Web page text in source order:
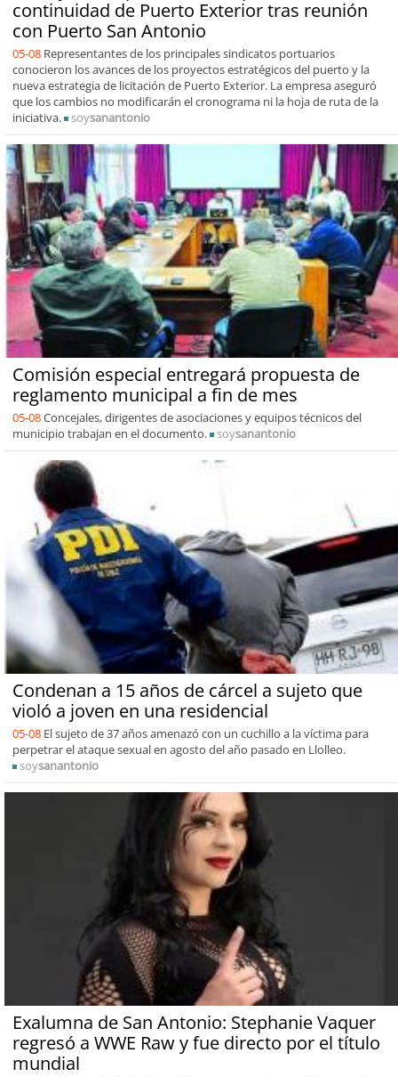
continuidad de Puerto Exterior tras reunión
con Puerto San Antonio
05-08 Representantes de los principales sindicatos portuarios
conocieron los avances de los proyectos estratégicos del puerto y la
nueva estrategia de licitación de Puerto Exterior. La empresa aseguró
que los cambios no modificarán el cronograma ni la hoja de ruta de la
iniciativa.
soysanantonio
Comisión especial entregará propuesta de
reglamento municipal a fin de mes
05-08Concejales, dirigentes de asociaciones y equipos técnicos del
municipio trabajan en el documento.
soysanantonio
Condenan a 15 años de cárcel a sujeto que
violó a joven en una residencial
05-08 El sujeto de 37 años amenazó con un cuchillo a la víctima para
perpetrar el ataque sexual en agosto del año pasado en Llolleo.
soysanantonio
Exalumna de San Antonio: Stephanie Vaquer
regresó a WWE Raw y fue directo por el título
mundial